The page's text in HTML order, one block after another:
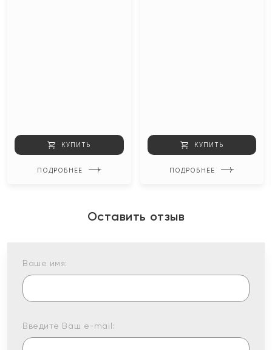
КУПИТЬ
ПОДРОБНЕЕ
КУПИТЬ
ПОДРОБНЕЕ
Оставить отзыв
Ваше имя:
Введите Ваш e-mail: